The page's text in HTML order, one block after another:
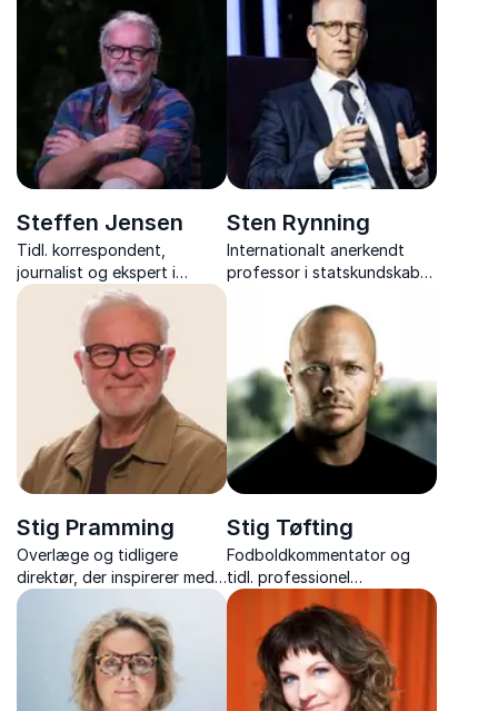
bæredygtighed, ledelse og
FN’s 17 verdensmål.
deler viden og værktøjer til
succesfuld digital
transformation.
Steffen Jensen
Tidl. korrespondent,
journalist og ekspert i
Mellemøsten med 35 års
erfaring fra verdens
brændpunkter.
Sten Rynning
Internationalt anerkendt
professor i statskundskab
af NATO og europæisk
sikkerhed, med foredrag om
netop NATO og EU's
Sikkerhed.
Stig Pramming
Overlæge og tidligere
direktør, der inspirerer med
viden om neurovidenskab
og praktiske vaner, der
holder hjernen skarp – hele
livet igennem.
Stig Tøfting
Fodboldkommentator og
tidl. professionel
fodboldspiller med ærlige
og intense foredrag om
livet på og udenfor banen.